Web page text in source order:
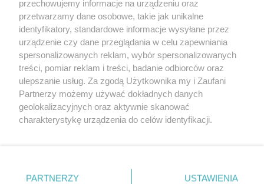
O nas Reklama Regulamin
Kontakt
Wydarzenia
Ogłoszenia Katalog firm
Zapisz się do newslettera
Dołącz do grona ludzi najlepiej poinformowanych!
Zapisz się »
przechowujemy informacje na urządzeniu oraz
przetwarzamy dane osobowe, takie jak unikalne
identyfikatory, standardowe informacje wysyłane przez
urządzenie czy dane przeglądania w celu zapewniania
spersonalizowanych reklam, wybór spersonalizowanych
treści, pomiar reklam i treści, badanie odbiorców oraz
ulepszanie usług. Za zgodą Użytkownika my i Zaufani
Partnerzy możemy używać dokładnych danych
geolokalizacyjnych oraz aktywnie skanować
charakterystykę urządzenia do celów identyfikacji.
zmienić/wycofać klikając przycisk ustawień prywatności
PARTNERZY USTAWIENIA